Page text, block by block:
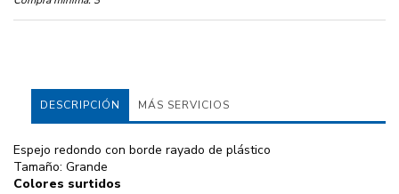
DESCRIPCIÓN MÁS SERVICIOS
Espejo redondo con borde rayado de plástico
Tamaño: Grande
Colores surtidos